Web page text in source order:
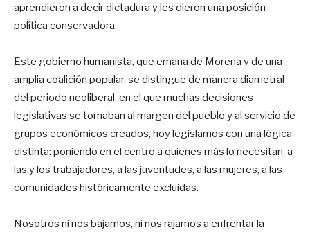
aprendieron a decir dictadura y les dieron una posición
política conservadora.
Este gobierno humanista, que emana de Morena y de una
amplia coalición popular, se distingue de manera diametral
del periodo neoliberal, en el que muchas decisiones
legislativas se tomaban al margen del pueblo y al servicio de
grupos económicos creados, hoy legislamos con una lógica
distinta: poniendo en el centro a quienes más lo necesitan, a
las y los trabajadores, a las juventudes, a las mujeres, a las
comunidades históricamente excluidas.
Nosotros ni nos bajamos, ni nos rajamos a enfrentar la